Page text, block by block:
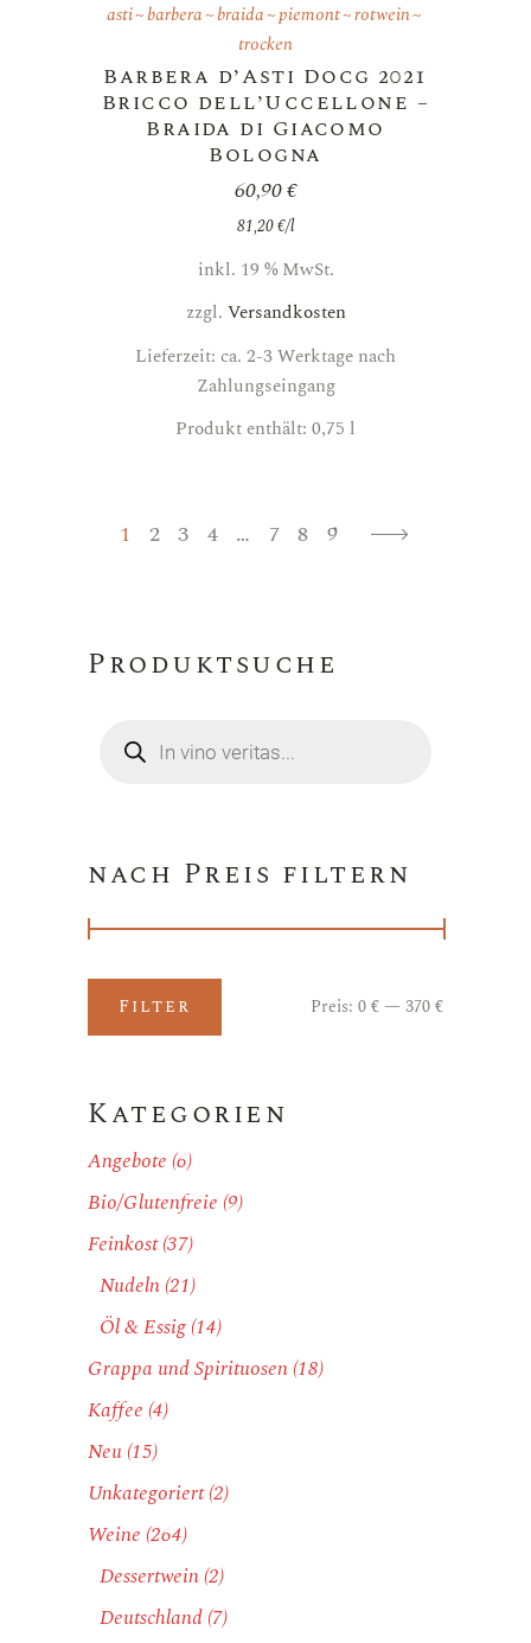
asti barbera braida piemont rotwein
trocken
Barbera d’Asti Docg 2021
Bricco dell’Uccellone –
Braida di Giacomo
Bologna
60,90€
81,20€/l
inkl. 19 % MwSt.
zzgl. Versandkosten
Lieferzeit: ca. 2-3 Werktage nach
Zahlungseingang
Produkt enthält: 0,75 l
1 2 3 4 … 7 8 9
Produktsuche
search
nach Preis filtern
Min.
Preis
Max.
Preis
Filter Preis: 0 €—370 €
Kategorien
Angebote (6)
Bio/Glutenfreie (9)
Feinkost(37)
Nudeln(21)
Öl & Essig(14)
Grappa und Spirituosen(18)
Kaffee (4)
Neu(15)
Unkategoriert(2)
Weine (264)
Dessertwein(2)
Deutschland(7)